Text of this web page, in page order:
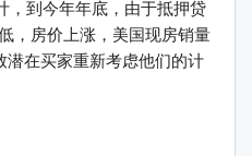
，到今年年底，由于抵押贷
，房价上涨，美国现房销量
潜在买家重新考虑他们的计